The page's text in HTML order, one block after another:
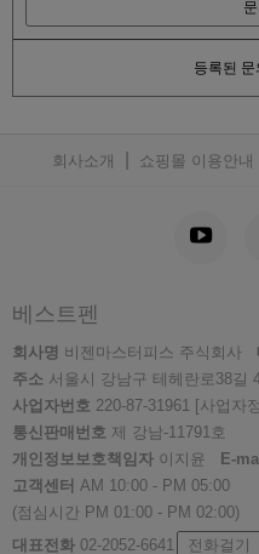
등록된
회사소개 쇼핑몰 이용안내
베스트펜
회사명 비젠마스터피스 주식회사
주소 서울시 강남구 테헤란로38길
사업자번호 220-87-31961 [사업자
통신판매번호 제 강남-11791호
개인정보보호책임자 이지윤 E-
고객센터 AM 10:00 - PM 05:00
(점심시간 PM 01:00 - PM 02:00)
대표전화 02-2052-6641 전화걸기